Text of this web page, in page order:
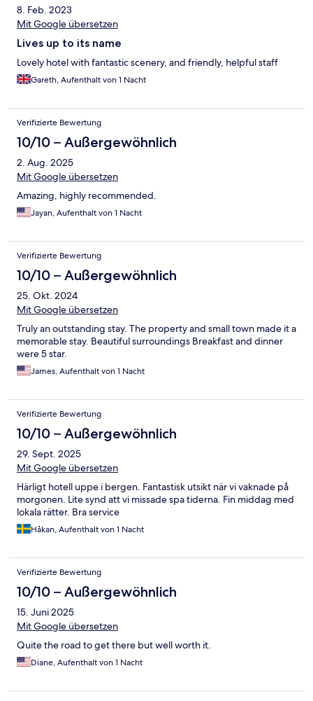
8. Feb. 2023
Mit Google übersetzen
Lives up to its name
Lovely hotel with fantastic scenery, and friendly, helpful staff
Gareth, Aufenthalt von 1 Nacht
Verifizierte Bewertung
10/10 – Außergewöhnlich
2. Aug. 2025
Mit Google übersetzen
Amazing, highly recommended.
Jayan, Aufenthalt von 1 Nacht
Verifizierte Bewertung
10/10 – Außergewöhnlich
25. Okt. 2024
Mit Google übersetzen
Truly an outstanding stay. The property and small town made it a
memorable stay. Beautiful surroundings Breakfast and dinner
were 5 star.
James, Aufenthalt von 1 Nacht
Verifizierte Bewertung
10/10 – Außergewöhnlich
29. Sept. 2025
Mit Google übersetzen
Härligt hotell uppe i bergen. Fantastisk utsikt när vi vaknade på
morgonen. Lite synd att vi missade spa tiderna. Fin middag med
lokala rätter. Bra service
Håkan, Aufenthalt von 1 Nacht
Verifizierte Bewertung
10/10 – Außergewöhnlich
15. Juni 2025
Mit Google übersetzen
Quite the road to get there but well worth it.
Diane, Aufenthalt von 1 Nacht